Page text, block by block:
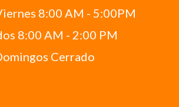
8:00 AM - 5:00PM
8:00 AM - 2:00 PM
Cerrado